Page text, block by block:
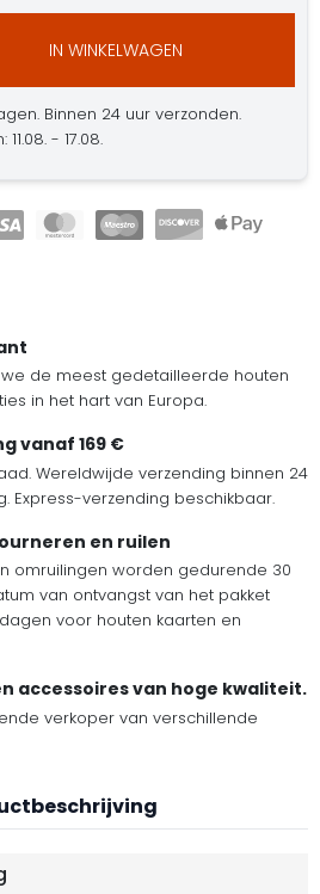
IN WINKELWAGEN
Binnen 24 uur verzonden.
- 17.08.
de meest gedetailleerde houten
in het hart van Europa.
vanaf 169 €
Wereldwijde verzending binnen 24
Express-verzending beschikbaar.
en ruilen
omruilingen worden gedurende 30
van ontvangst van het pakket
voor houten kaarten en
accessoires van hoge kwaliteit.
verkoper van verschillende